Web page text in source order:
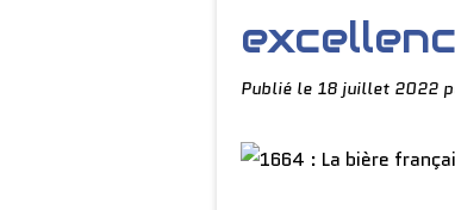
Publié le 18 juillet 2022